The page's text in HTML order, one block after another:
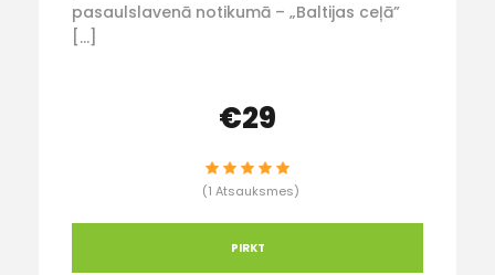
pasaulslavenā notikumā – „Baltijas ceļā”
[…]
€29
(1 Atsauksmes)
PIRKT